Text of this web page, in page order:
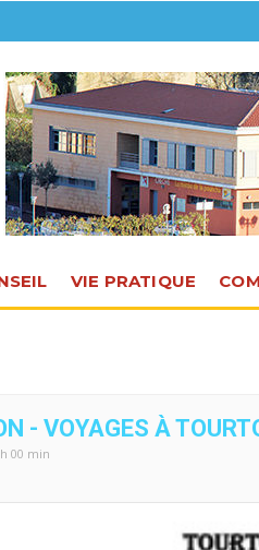
VIE PRATIQUE
- VOYAGES À
00 min